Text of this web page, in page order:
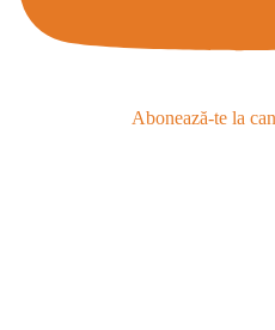
Abonează-te la